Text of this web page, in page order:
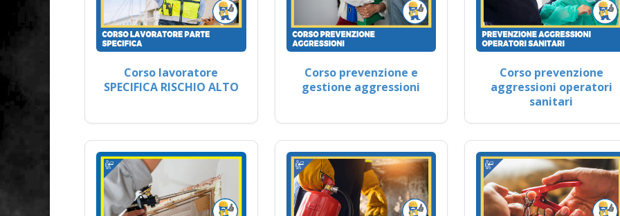
Corso lavoratore
SPECIFICA RISCHIO ALTO
Corso prevenzione e
gestione aggressioni
Corso prevenzione
aggressioni operatori
sanitari